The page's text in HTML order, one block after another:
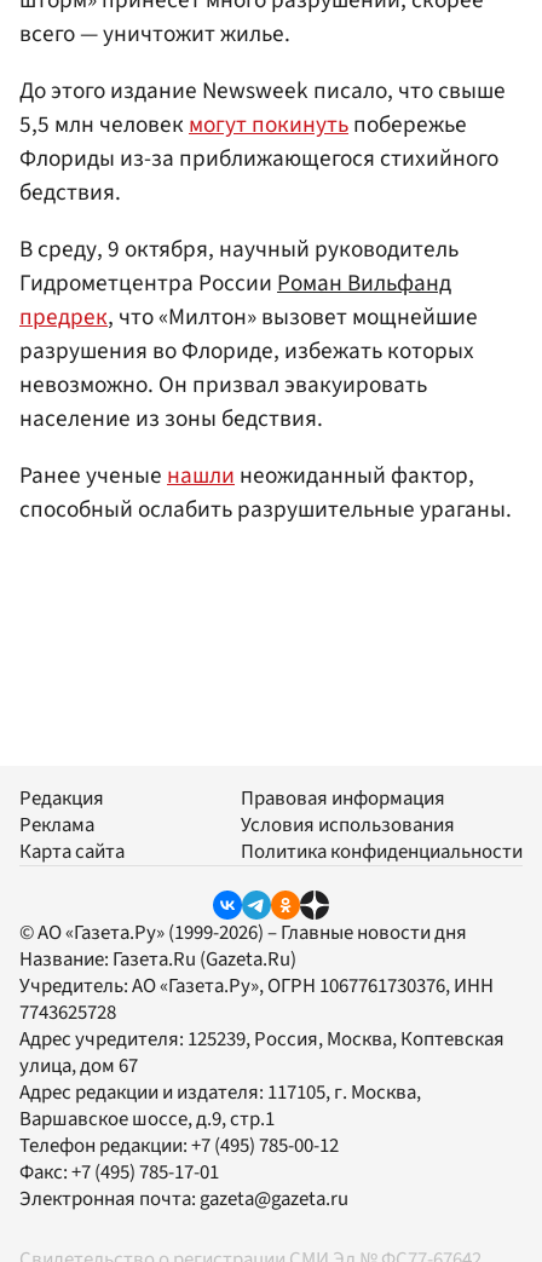
всего — уничтожит жилье.
До этого издание Newsweek писало, что свыше
5,5 млн человекмогут покинутьпобережье
Флориды из-за приближающегося стихийного
бедствия.
В среду, 9 октября, научный руководитель
Гидрометцентра РоссииРоман Вильфанд
предрек, что «Милтон» вызовет мощнейшие
разрушения во Флориде, избежать которых
невозможно. Он призвал эвакуировать
население из зоны бедствия.
Ранее ученыенашлинеожиданный фактор,
способный ослабить разрушительные ураганы.
Редакция
Реклама
Карта сайта
Правовая информация
Условия использования
Политика конфиденциальности
© АО «Газета.Ру» (1999-2026) – Главные новости дня
Название: Газета.Ru (Gazeta.Ru)
Учредитель:АО «Газета.Ру», ОГРН 1067761730376, ИНН
7743625728
Адрес учредителя: 125239, Россия, Москва, Коптевская
улица, дом 67
Адрес редакции и издателя: 117105, г. Москва,
Варшавское шоссе, д.9, стр.1
Телефон редакции:+7 (495) 785-00-12
Факс:+7 (495) 785-17-01
Электронная почта: gazeta@gazeta.ru